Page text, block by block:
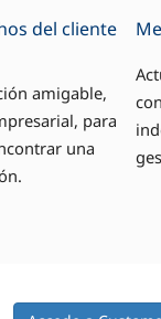
del cliente
amigable,
para
una